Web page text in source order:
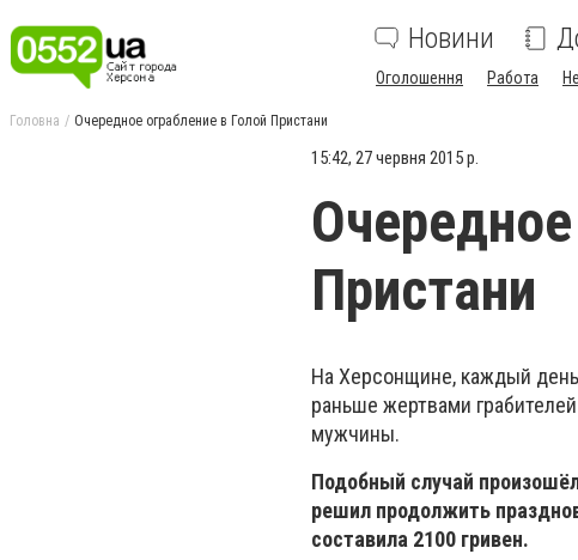
Новини
Оголошення Работа
Головна Очередное ограбление в Голой Пристани
15:42, 27 червня 2015 р.
Пристани
На Херсонщине, каждый день
раньше жертвами
мужчины.
Подобный случай
решил продолжить
составила 2100 гривен.